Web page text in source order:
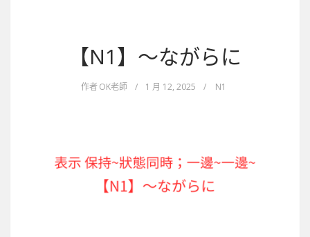
【N1】～ながらに
作者 OK老師 / 1 月 12, 2025 / N1